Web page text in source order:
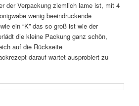
der Verpackung ziemlich lame ist, mit 4
wenig beeindruckende
ein “K” das so groß ist wie der
die kleine Packung ganz schön,
auf die Rückseite
darauf wartet ausprobiert zu